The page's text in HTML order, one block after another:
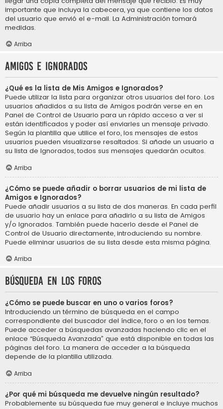
importante que incluya la cabecera, ya que contiene los datos
del usuario que envió el e-mail. La Administración tomará
medidas.
Arriba
Amigos e Ignorados
¿Qué es la lista de Mis Amigos e Ignorados?
Puede utilizar la lista para organizar otros usuarios del foro. Los
usuarios añadidos a su lista de Amigos podrán verse en en
Panel de Control de Usuario para un rápido acceso a ver si
están identificados y poder así enviarles un mensaje privado.
Según la plantilla que utilice el foro, los mensajes de estos
usuarios pueden visualizarse resaltados. Si añade un usuario a
su lista de Ignorados, todos sus mensajes quedarán ocultos.
Arriba
¿Cómo se puede añadir o borrar usuarios de mi lista de
Amigos e Ignorados?
Puede añadir usuarios a su lista de dos maneras. En cada perfil
de usuario hay un enlace para añadirlo a su lista de Amigos
y/o Ignorados. También puede hacerlo desde el Panel de
Control de Usuario directamente, introduciendo su nombre.
Puede eliminar usuarios de su lista desde esta misma página.
Arriba
Búsqueda en los foros
¿Cómo se puede buscar en uno o varios foros?
Introduciendo un término de búsqueda en el campo
correspondiente del buscador del índice, foro o en los temas.
Puede acceder a búsquedas avanzadas haciendo clic en el
enlace “Búsqueda Avanzada” que está disponible en todas las
páginas del foro. La manera de acceder a la búsqueda
depende de la plantilla utilizada.
Arriba
¿Por qué mi búsqueda me devuelve ningún resultado?
Probablemente su búsqueda fue muy general e incluye muchos